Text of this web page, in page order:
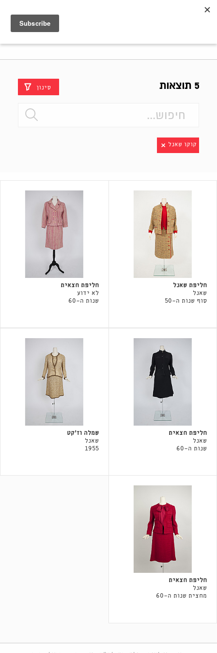
5 תוצאות סינון
קוקו שאנל
חליפת שאנל
שאנל
סוף שנות ה-50
חליפת חצאית
לא ידוע
שנות ה-60
חליפת חצאית
שאנל
שנות ה-60
שמלה וז'קט
שאנל
1955
חליפת חצאית
שאנל
מחצית שנות ה-60